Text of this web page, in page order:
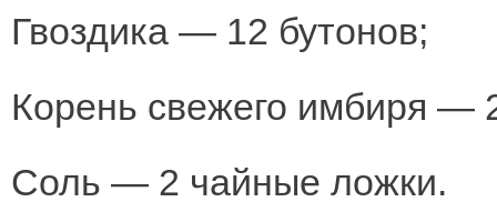
Гвоздика — 12 бутонов;
Корень свежего имбиря —
Соль — 2 чайные ложки.